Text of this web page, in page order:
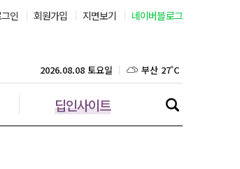
인 회원가입 지면보기 네이버블로그
딥인사이트
2026.08.08 토요일 대구 26˚C
인천 26˚C